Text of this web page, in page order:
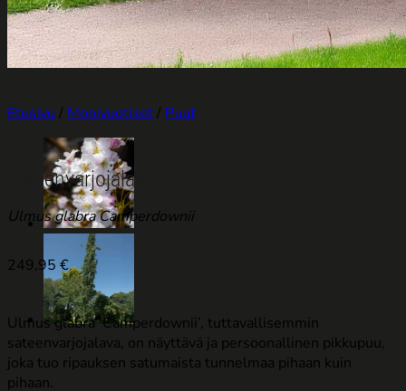
Etusivu / Monivuotiset/ Puut
Sateenvarjojalava
Ulmus glabra Camperdownii
249,95 €
Ulmus glabra ’Camperdownii’, tuttavallisemmin
sateenvarjojalava, on näyttävä ja persoonallinen pikkupuu,
joka tuo ripauksen satumaista tunnelmaa pihaan kuin
pihaan.